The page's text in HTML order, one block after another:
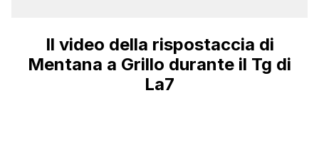
Il video della rispostaccia di
Mentana a Grillo durante il Tg di
La7